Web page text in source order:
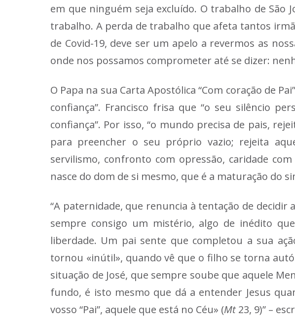
em que ninguém seja excluído. O trabalho de
trabalho. A perda de trabalho que afeta tantos
de Covid-19, deve ser um apelo a revermos as
onde nos possamos comprometer até se dizer:
O Papa na sua Carta Apostólica “Com coração de
confiança”. Francisco frisa que “o seu silêncio
confiança”. Por isso, “o mundo precisa de pais,
para preencher o seu próprio vazio; rejeita
servilismo, confronto com opressão, caridade
nasce do dom de si mesmo, que é a maturação do
“A paternidade, que renuncia à tentação de
sempre consigo um mistério, algo de inédito
liberdade. Um pai sente que completou a sua
tornou «inútil», quando vê que o filho se torna
situação de José, que sempre soube que aquele
fundo, é isto mesmo que dá a entender Jesus
vosso “Pai”, aquele que está no Céu» (Mt 23, 9)” –